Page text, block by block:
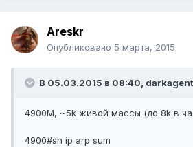
Areskr
Опубликовано 5 марта, 2015
В 05.03.2015 в 08:40, darkagent
4900M, ~5k живой массы (до 8k в
4900#sh ip arp sum